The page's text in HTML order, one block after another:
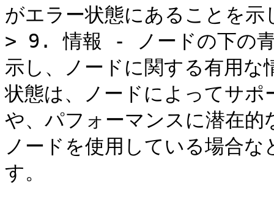
がエラー状態にあることを示
> 9. 情報 - ノードの下の青
示し、ノードに関する有用
状態は、ノードによってサ
や、パフォーマンスに潜在的
ノードを使用している場合
す。